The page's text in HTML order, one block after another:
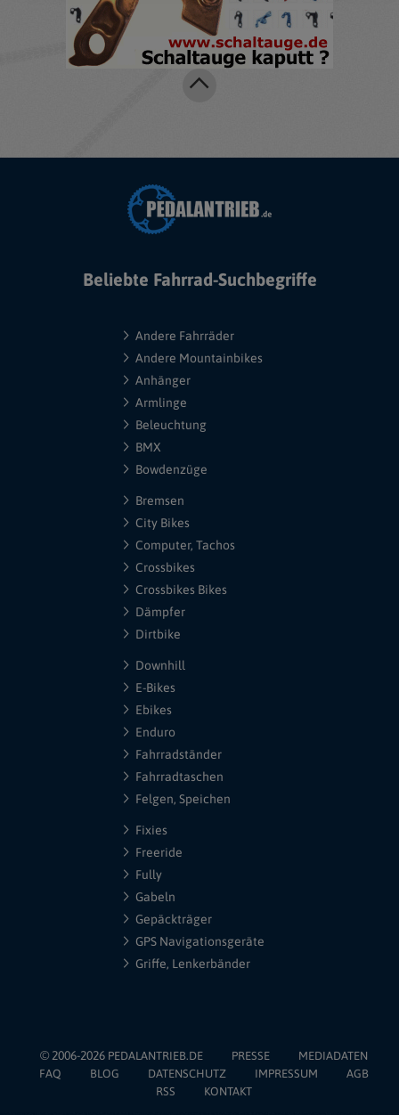
Beliebte Fahrrad-Suchbegriffe
Andere Fahrräder
Andere Mountainbikes
Anhänger
Armlinge
Beleuchtung
BMX
Bowdenzüge
Bremsen
City Bikes
Computer, Tachos
Crossbikes
Crossbikes Bikes
Dämpfer
Dirtbike
Downhill
E-Bikes
Ebikes
Enduro
Fahrradständer
Fahrradtaschen
Felgen, Speichen
Fixies
Freeride
Fully
Gabeln
Gepäckträger
GPS Navigationsgeräte
Griffe, Lenkerbänder
© 2006-2026 PEDALANTRIEB.DE PRESSE
MEDIADATEN
FAQ
BLOG DATENSCHUTZ IMPRESSUM
AGB
RSS
KONTAKT